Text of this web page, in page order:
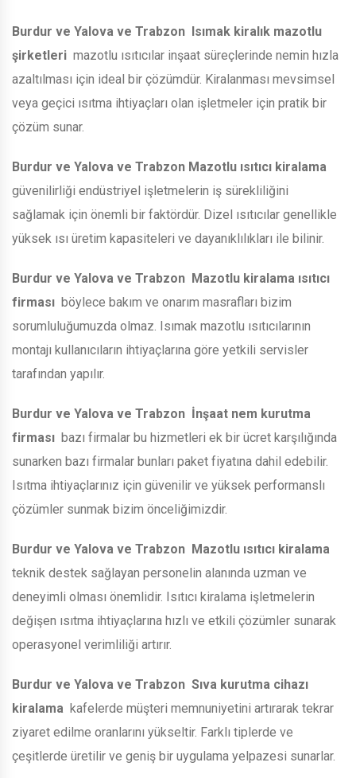
Burdur ve Yalova ve Trabzon Isımak kiralık mazotlu
şirketleri mazotlu ısıtıcılar inşaat süreçlerinde nemin hızla
azaltılması için ideal bir çözümdür. Kiralanması mevsimsel
veya geçici ısıtma ihtiyaçları olan işletmeler için pratik bir
çözüm sunar.
Burdur ve Yalova ve Trabzon Mazotlu ısıtıcı kiralama
güvenilirliği endüstriyel işletmelerin iş sürekliliğini
sağlamak için önemli bir faktördür. Dizel ısıtıcılar genellikle
yüksek ısı üretim kapasiteleri ve dayanıklılıkları ile bilinir.
Burdur ve Yalova ve Trabzon Mazotlu kiralama ısıtıcı
firması böylece bakım ve onarım masrafları bizim
sorumluluğumuzda olmaz. Isımak mazotlu ısıtıcılarının
montajı kullanıcıların ihtiyaçlarına göre yetkili servisler
tarafından yapılır.
Burdur ve Yalova ve Trabzon İnşaat nem kurutma
firması bazı firmalar bu hizmetleri ek bir ücret karşılığında
sunarken bazı firmalar bunları paket fiyatına dahil edebilir.
Isıtma ihtiyaçlarınız için güvenilir ve yüksek performanslı
çözümler sunmak bizim önceliğimizdir.
Burdur ve Yalova ve Trabzon Mazotlu ısıtıcı kiralama
teknik destek sağlayan personelin alanında uzman ve
deneyimli olması önemlidir. Isıtıcı kiralama işletmelerin
değişen ısıtma ihtiyaçlarına hızlı ve etkili çözümler sunarak
operasyonel verimliliği artırır.
Burdur ve Yalova ve Trabzon Sıva kurutma cihazı
kiralama kafelerde müşteri memnuniyetini artırarak tekrar
ziyaret edilme oranlarını yükseltir. Farklı tiplerde ve
çeşitlerde üretilir ve geniş bir uygulama yelpazesi sunarlar.